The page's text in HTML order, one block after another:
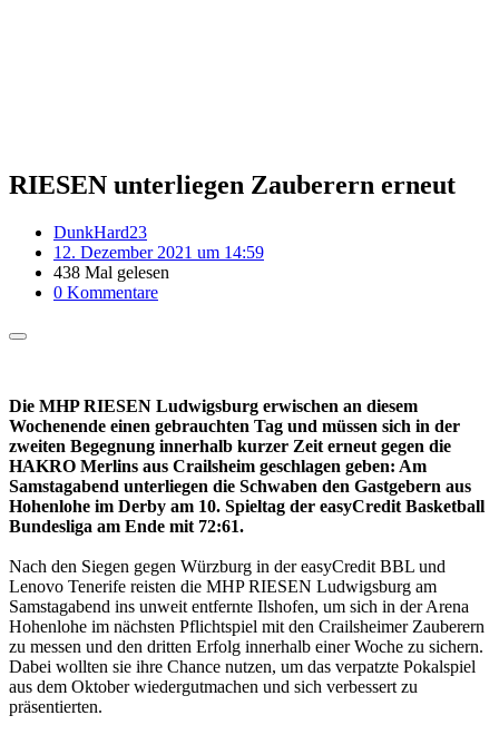
RIESEN unterliegen Zauberern erneut
DunkHard23
12. Dezember 2021 um 14:59
438 Mal gelesen
0 Kommentare
Die MHP RIESEN Ludwigsburg erwischen an diesem
Wochenende einen gebrauchten Tag und müssen sich in der
zweiten Begegnung innerhalb kurzer Zeit erneut gegen die
HAKRO Merlins aus Crailsheim geschlagen geben: Am
Samstagabend unterliegen die Schwaben den Gastgebern aus
Hohenlohe im Derby am 10. Spieltag der easyCredit Basketball
Bundesliga am Ende mit 72:61.
Nach den Siegen gegen Würzburg in der easyCredit BBL und
Lenovo Tenerife reisten die MHP RIESEN Ludwigsburg am
Samstagabend ins unweit entfernte Ilshofen, um sich in der Arena
Hohenlohe im nächsten Pflichtspiel mit den Crailsheimer Zauberern
zu messen und den dritten Erfolg innerhalb einer Woche zu sichern.
Dabei wollten sie ihre Chance nutzen, um das verpatzte Pokalspiel
aus dem Oktober wiedergutmachen und sich verbessert zu
präsentierten.